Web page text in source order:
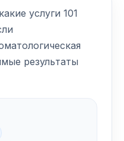
услуги 101
результаты